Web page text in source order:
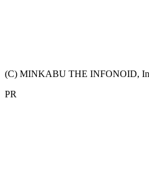
(C) MINKABU THE INFONOID,
PR